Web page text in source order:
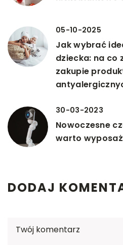
05-10-2025
Jak wybrać
dziecka: na co
zakupie
30-03-2023
Nowoczesne
warto
DODAJ